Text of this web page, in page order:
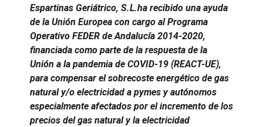
Espartinas Geriátrico, S.L.ha recibido una ayuda
de la Unión Europea con cargo al Programa
Operativo FEDER de Andalucía 2014-2020,
financiada como parte de la respuesta de la
Unión a la pandemia de COVID-19 (REACT-UE),
para compensar el sobrecoste energético de gas
natural y/o electricidad a pymes y autónomos
especialmente afectados por el incremento de los
precios del gas natural y la electricidad